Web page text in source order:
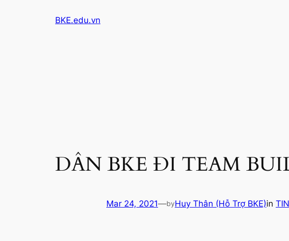
BKE.edu.vn
DÂN BKE ĐI TEAM
Mar 24, 2021—byHuy Thân (Hỗ Trợ BKE)in